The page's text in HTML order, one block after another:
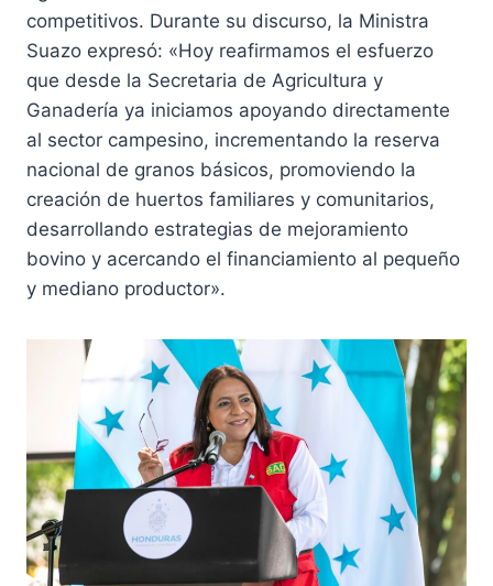
competitivos. Durante su discurso, la Ministra
Suazo expresó: «Hoy reafirmamos el esfuerzo
que desde la Secretaria de Agricultura y
Ganadería ya iniciamos apoyando directamente
al sector campesino, incrementando la reserva
nacional de granos básicos, promoviendo la
creación de huertos familiares y comunitarios,
desarrollando estrategias de mejoramiento
bovino y acercando el financiamiento al pequeño
y mediano productor».